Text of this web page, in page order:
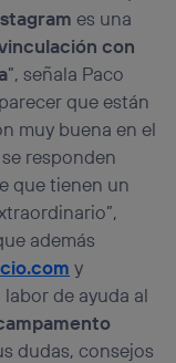
es una
con
”, señala Paco
que están
muy buena en el
responden
que tienen un
además
y
de ayuda al
dudas, consejos